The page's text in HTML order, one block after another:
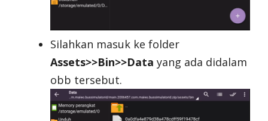
Silahkan masuk ke folder
Assets>>Bin>>Data yang ada didalam
obb tersebut.